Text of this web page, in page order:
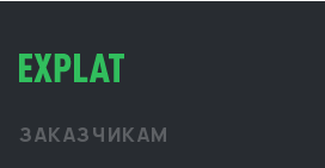
ЗАКАЗЧИКАМ